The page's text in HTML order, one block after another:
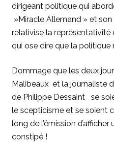
dirigeant politique qui
»Miracle Allemand » et
relativise la représentativité
qui ose dire que la politique
Dommage que les deux
Malibeaux et la journaliste
de Philippe Dessaint se
le scepticisme et se soient
long de l’émission
constipé !